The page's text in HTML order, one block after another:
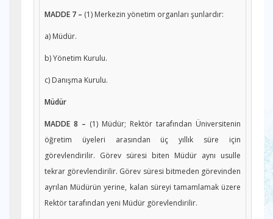
MADDE 7 – (1) Merkezin yönetim organları şunlardır:
a) Müdür.
b) Yönetim Kurulu.
c) Danışma Kurulu.
Müdür
MADDE 8 – (1) Müdür; Rektör tarafından Üniversitenin
öğretim üyeleri arasından üç yıllık süre için
görevlendirilir. Görev süresi biten Müdür aynı usulle
tekrar görevlendirilir. Görev süresi bitmeden görevinden
ayrılan Müdürün yerine, kalan süreyi tamamlamak üzere
Rektör tarafından yeni Müdür görevlendirilir.